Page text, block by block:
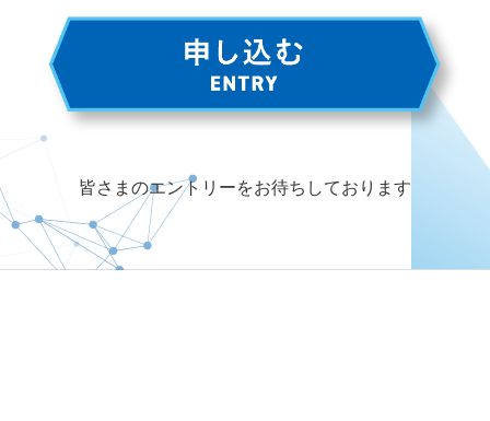
皆さまのエントリーをお待ちしております